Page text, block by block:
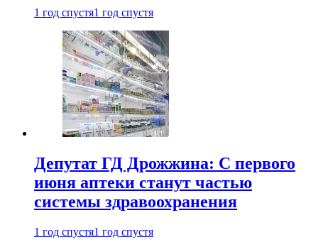
1 год спустя1 год спустя
Депутат ГД Дрожжина: С первого
июня аптеки станут частью
системы здравоохранения
1 год спустя1 год спустя